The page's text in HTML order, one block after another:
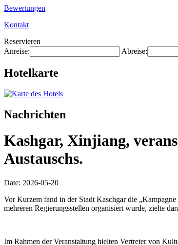
Bewertungen
Kontakt
Reservieren
Anreise:
Abreise:
Hotelkarte
Nachrichten
Kashgar, Xinjiang,
Austauschs.
Date: 2026-05-20
Vor Kurzem fand in der Stadt Kaschgar die
mehreren Regierungsstellen organisiert wurde, zielte
Im Rahmen der Veranstaltung hielten Vertreter von